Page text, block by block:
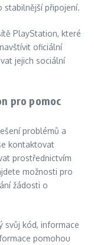
připojení.
PlayStation, které
oficiální
jejich sociální
pro pomoc
problémů a
kontaktovat
prostřednictvím
možnosti pro
žádosti o
svůj kód, informace
pomohou